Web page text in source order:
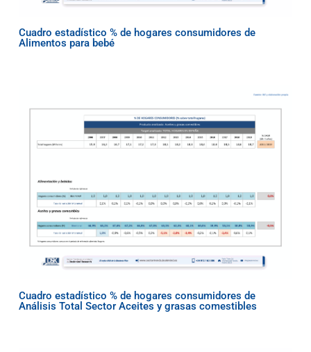
Cuadro estadístico % de hogares consumidores de
Alimentos para bebé
Cuadro estadístico % de hogares consumidores de
Análisis Total Sector Aceites y grasas comestibles